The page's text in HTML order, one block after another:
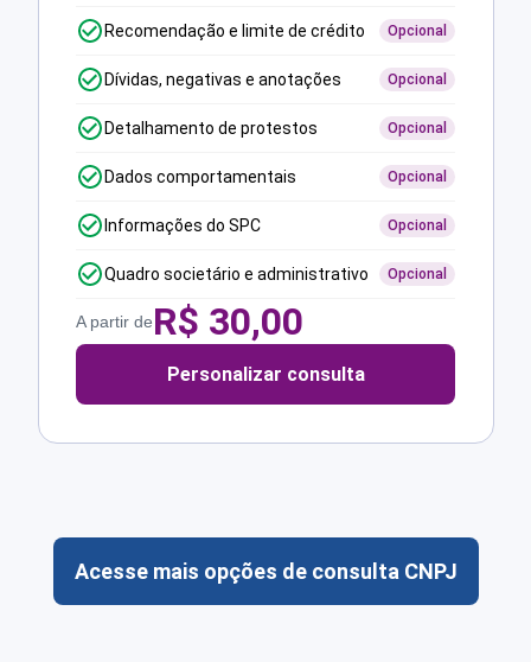
Recomendação e limite de crédito Opcional
Dívidas, negativas e anotações Opcional
Detalhamento de protestos Opcional
Dados comportamentais Opcional
Informações do SPC Opcional
Quadro societário e administrativo Opcional
A partir deR$ 30,00
Personalizar consulta
Acesse mais opções de consulta CNPJ